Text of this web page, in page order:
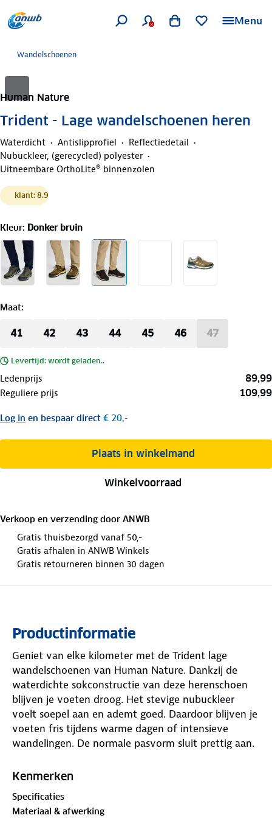
Menu
Wandelschoenen
Human Nature
Trident - Lage wandelschoenen heren
Waterdicht Antislipprofiel
Reflectiedetail
Nubuckleer, (gerecycled) polyester
Uitneembare OrthoLite® binnenzolen
klant: 8.9
Kleur: Donker bruin
Maat:
41 42 43 44 45 46 47
Levertijd: wordt geladen..
Ledenprijs 89,99
Reguliere prijs 109,99
Log in en bespaar direct € 20,-
Plaats in winkelmand
Winkelvoorraad
Verkoop en verzending door ANWB
Gratis thuisbezorgd vanaf 50,-
Gratis afhalen in ANWB Winkels
Gratis retourneren binnen 30 dagen
Productinformatie
Geniet van elke kilometer met de Trident lage
wandelschoenen van Human Nature. Dankzij de
waterdichte sokconstructie van deze herenschoen
blijven je voeten droog. Het stevige nubuckleer
voelt soepel aan en ademt goed. Daardoor blijven je
voeten fris tijdens warme dagen of intensieve
wandelingen. De normale pasvorm sluit prettig aan.
Het antislipprofiel onder de zool geeft grip op nat
en achter beschermt een stootrand je tenen en hiel
Kenmerken
Specificaties
Materiaal & afwerking